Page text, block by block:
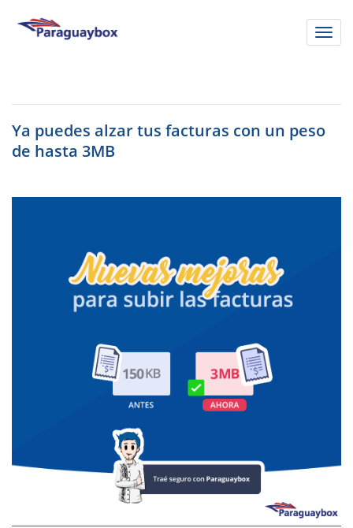
Ya puedes alzar tus facturas con un peso
de hasta 3MB